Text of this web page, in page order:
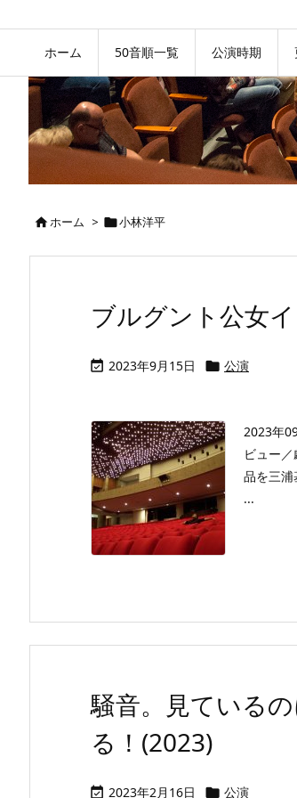
ホーム 50音順一覧 公演時期
ホーム > 小林洋平
ブルグント公女
 2023年9月15日  公演
2023年
ビュー
品を三
...
騒音。見ている
る！(2023)
 2023年2月16日  公演